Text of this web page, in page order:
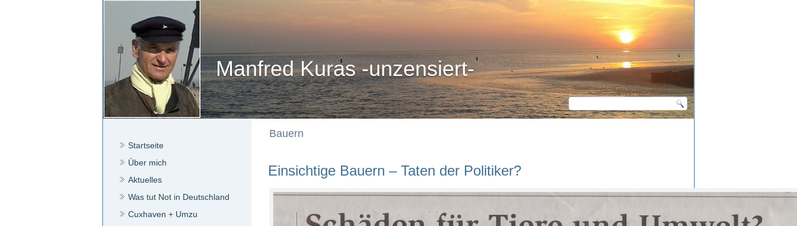
Manfred Kuras -unzensiert-
Startseite
Über mich
Aktuelles
Was tut Not in Deutschland
Cuxhaven + Umzu
Bauern
Einsichtige Bauern – Taten der Politiker?